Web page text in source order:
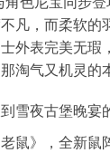
凡，而柔软的
外表完美无瑕
淘气又机灵的
雪夜古堡晚宴
鼠》，全新鼠